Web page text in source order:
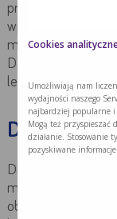
proces leczenia.
wprowadzenia do
medycznego,
Decyzję o
lekarzem.
Diagnostykę w
moczowego
objawy powinny
Cookies
Umożliwiają nam
wydajności naszego
najbardziej popularne i
Mogą też przyspieszać
działanie. Stosowanie
pozyskiwane